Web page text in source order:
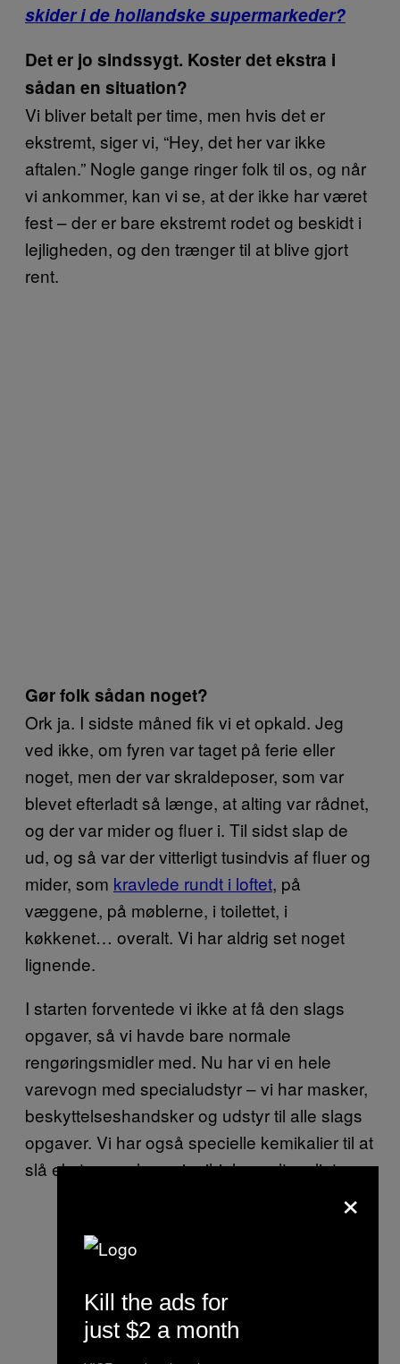
skider i de hollandske supermarkeder?
Det er jo sindssygt. Koster det ekstra i
sådan en situation?
Vi bliver betalt per time, men hvis det er
ekstremt, siger vi, “Hey, det her var ikke
aftalen.” Nogle gange ringer folk til os, og når
vi ankommer, kan vi se, at der ikke har været
fest – der er bare ekstremt rodet og beskidt i
lejligheden, og den trænger til at blive gjort
rent.
Gør folk sådan noget?
Ork ja. I sidste måned fik vi et opkald. Jeg
ved ikke, om fyren var taget på ferie eller
noget, men der var skraldeposer, som var
blevet efterladt så længe, at alting var rådnet,
og der var mider og fluer i. Til sidst slap de
ud, og så var der vitterligt tusindvis af fluer og
mider, som kravlede rundt i loftet, på
væggene, på møblerne, i toilettet, i
køkkenet… overalt. Vi har aldrig set noget
lignende.
I starten forventede vi ikke at få den slags
opgaver, så vi havde bare normale
rengøringsmidler med. Nu har vi en hele
varevogn med specialudstyr – vi har masker,
beskyttelseshandsker og udstyr til alle slags
opgaver. Vi har også specielle kemikalier til at
slå ekstreme slags vira ihjel, og alt muligt.
×
Kill the ads for
just $2 a month